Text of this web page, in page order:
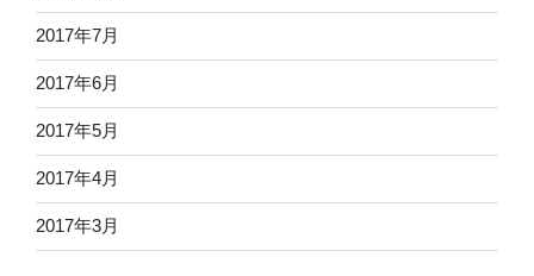
2017年7月
2017年6月
2017年5月
2017年4月
2017年3月